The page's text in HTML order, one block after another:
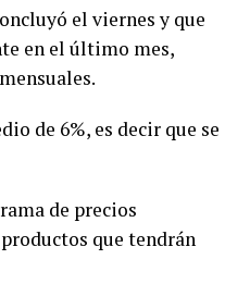
el viernes y que
en el último mes,
de 6%, es decir que se
de precios
que tendrán